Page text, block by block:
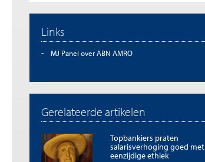
Links
MJ Panel over ABN AMRO
Gerelateerde artikelen
Topbankiers praten
salarisverhoging goed met
eenzijdige ethiek